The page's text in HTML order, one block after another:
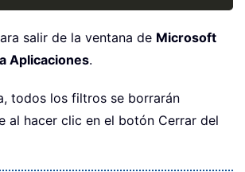
salir de la ventana de Microsoft
Aplicaciones.
todos los filtros se borrarán
al hacer clic en el botón Cerrar del